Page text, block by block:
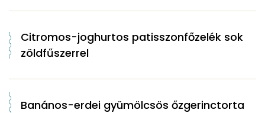
Citromos-joghurtos patisszonfőzelék sok
zöldfűszerrel
Banános-erdei gyümölcsös őzgerinctorta